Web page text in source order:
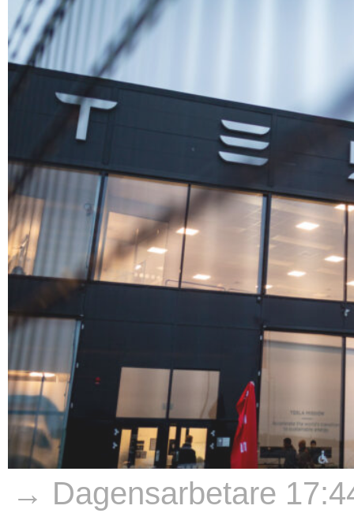
→ Dagensarbetare